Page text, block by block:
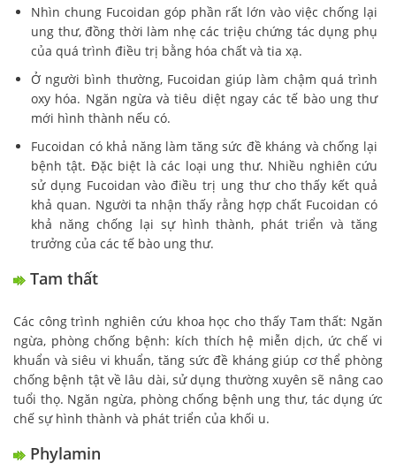
Nhìn chung Fucoidan góp phần rất lớn vào việc chống lại
ung thư, đồng thời làm nhẹ các triệu chứng tác dụng phụ
của quá trình điều trị bằng hóa chất và tia xạ.
Ở người bình thường, Fucoidan giúp làm chậm quá trình
oxy hóa. Ngăn ngừa và tiêu diệt ngay các tế bào ung thư
mới hình thành nếu có.
Fucoidan có khả năng làm tăng sức đề kháng và chống lại
bệnh tật. Đặc biệt là các loại ung thư. Nhiều nghiên cứu
sử dụng Fucoidan vào điều trị ung thư cho thấy kết quả
khả quan. Người ta nhận thấy rằng hợp chất Fucoidan có
khả năng chống lại sự hình thành, phát triển và tăng
trưởng của các tế bào ung thư.
Tam thất
Các công trình nghiên cứu khoa học cho thấy Tam thất: Ngăn
ngừa, phòng chống bệnh: kích thích hệ miễn dịch, ức chế vi
khuẩn và siêu vi khuẩn, tăng sức đề kháng giúp cơ thể phòng
chống bệnh tật về lâu dài, sử dụng thường xuyên sẽ nâng cao
tuổi thọ. Ngăn ngừa, phòng chống bệnh ung thư, tác dụng ức
chế sự hình thành và phát triển của khối u.
Phylamin